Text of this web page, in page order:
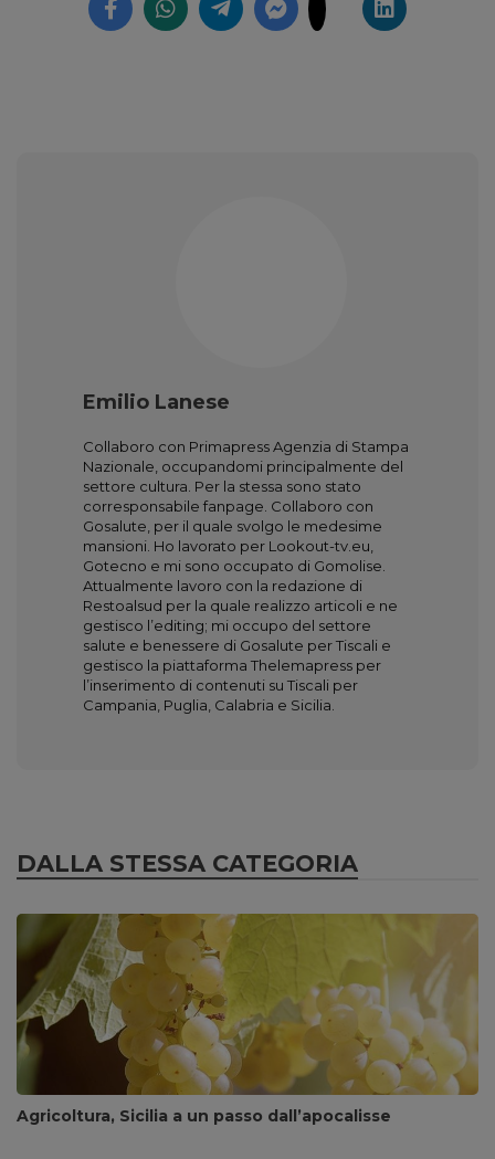
Emilio Lanese
Collaboro con Primapress Agenzia di Stampa
Nazionale, occupandomi principalmente del
settore cultura. Per la stessa sono stato
corresponsabile fanpage. Collaboro con
Gosalute, per il quale svolgo le medesime
mansioni. Ho lavorato per Lookout-tv.eu,
Gotecno e mi sono occupato di Gomolise.
Attualmente lavoro con la redazione di
Restoalsud per la quale realizzo articoli e ne
gestisco l’editing; mi occupo del settore
salute e benessere di Gosalute per Tiscali e
gestisco la piattaforma Thelemapress per
l’inserimento di contenuti su Tiscali per
Campania, Puglia, Calabria e Sicilia.
DALLA STESSA CATEGORIA
Agricoltura, Sicilia a un passo dall’apocalisse